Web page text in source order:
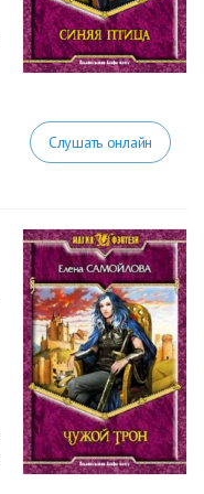
Слушать онлайн